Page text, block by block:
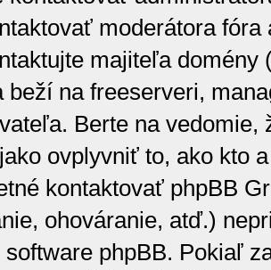
moderátora
majiteľa
beží na freeserveri,
Berte na
ovplyvniť to, ako kto
kontaktovať phpBB
ohováranie, atď.)
phpBB. Pokiaľ